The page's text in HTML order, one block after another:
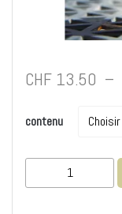
CHF 13.50 –
contenu
de